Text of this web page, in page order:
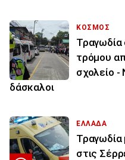
ΚΟΣΜΟΣ
Τραγωδία
τρόμου
σχολείο -
δάσκαλοι
ΕΛΛΑΔΑ
Τραγωδία
στις